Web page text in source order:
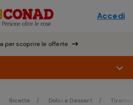
per scoprire le offerte
Accedi
Ricette Dolci e Dessert